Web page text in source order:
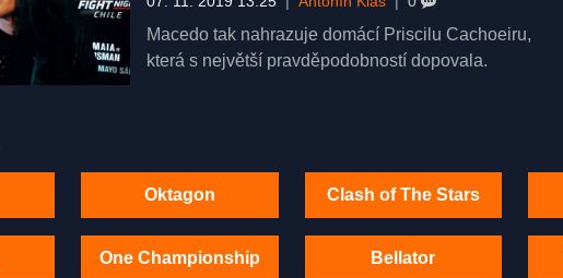
Macedo tak nahrazuje domácí Priscilu Cachoeiru,
která s největší pravděpodobností dopovala.
Oktagon Clash of The Stars
One Championship Bellator